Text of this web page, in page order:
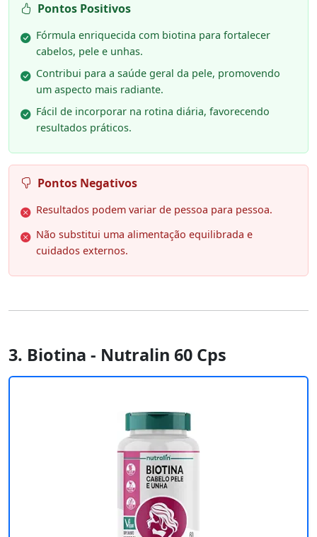
Pontos Positivos
Fórmula enriquecida com biotina para fortalecer
cabelos, pele e unhas.
Contribui para a saúde geral da pele, promovendo
um aspecto mais radiante.
Fácil de incorporar na rotina diária, favorecendo
resultados práticos.
Pontos Negativos
Resultados podem variar de pessoa para pessoa.
Não substitui uma alimentação equilibrada e
cuidados externos.
3. Biotina - Nutralin 60 Cps